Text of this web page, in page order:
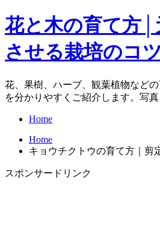
花と木の育て方│
させる栽培のコツ
花、果樹、ハーブ、観葉植物など
を分かりやすくご紹介します。写真
Home
Home
キョウチクトウの育て方｜剪
スポンサードリンク